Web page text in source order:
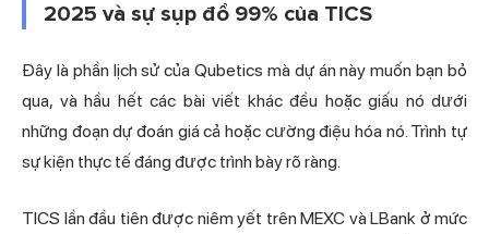
2025 và sự sụp đổ 99% của TICS
Đây là phần lịch sử của Qubetics mà dự án này muốn bạn bỏ
qua, và hầu hết các bài viết khác đều hoặc giấu nó dưới
những đoạn dự đoán giá cả hoặc cường điệu hóa nó. Trình tự
sự kiện thực tế đáng được trình bày rõ ràng.
TICS lần đầu tiên được niêm yết trên MEXC và LBank ở mức